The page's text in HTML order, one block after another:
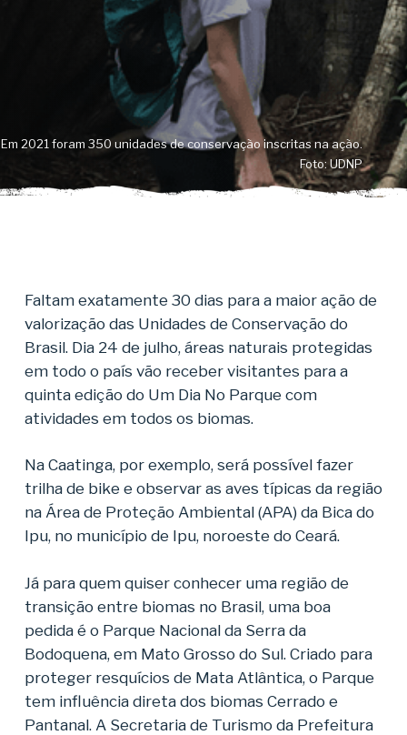
Em 2021 foram 350 unidades de conservação inscritas na ação.
Foto: UDNP
Faltam exatamente 30 dias para a maior ação de
valorização das Unidades de Conservação do
Brasil. Dia 24 de julho, áreas naturais protegidas
em todo o país vão receber visitantes para a
quinta edição do Um Dia No Parque com
atividades em todos os biomas.
Na Caatinga, por exemplo, será possível fazer
trilha de bike e observar as aves típicas da região
na Área de Proteção Ambiental (APA) da Bica do
Ipu, no município de Ipu, noroeste do Ceará.
Já para quem quiser conhecer uma região de
transição entre biomas no Brasil, uma boa
pedida é o Parque Nacional da Serra da
Bodoquena, em Mato Grosso do Sul. Criado para
proteger resquícios de Mata Atlântica, o Parque
tem influência direta dos biomas Cerrado e
Pantanal. A Secretaria de Turismo da Prefeitura